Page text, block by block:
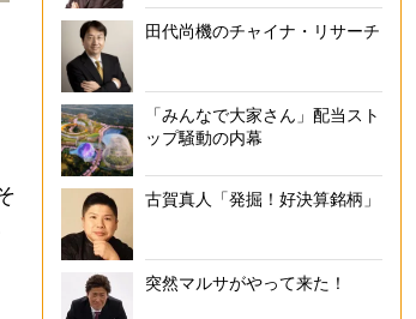
田代尚機のチャイナ・リサーチ
「みんなで大家さん」配当スト
ップ騒動の内幕
古賀真人「発掘！好決算銘柄」
突然マルサがやって来た！